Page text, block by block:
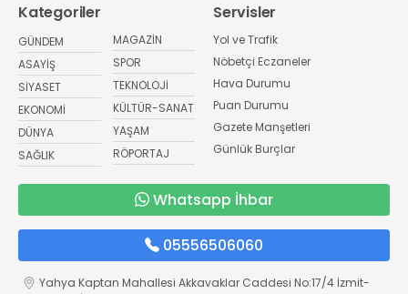
Kategoriler
GÜNDEM
ASAYİŞ
SİYASET
EKONOMİ
DÜNYA
SAĞLIK
MAGAZİN
SPOR
TEKNOLOJİ
KÜLTÜR-SANAT
YAŞAM
RÖPORTAJ
Servisler
Yol ve Trafik
Nöbetçi Eczaneler
Hava Durumu
Puan Durumu
Gazete Manşetleri
Günlük Burçlar
Whatsapp İhbar
05556506060
Yahya Kaptan Mahallesi Akkavaklar Caddesi No:17/4 İzmit-